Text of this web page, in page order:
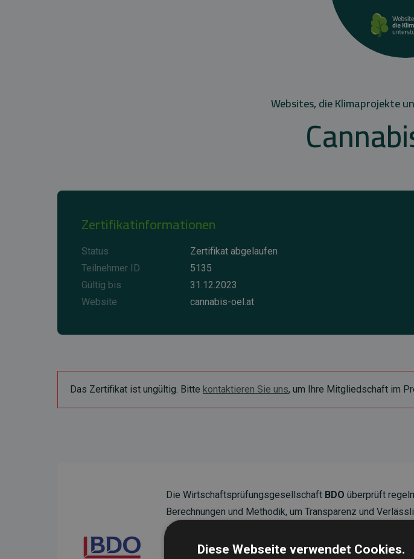
Websites, die Klimaprojekte
Zertifikatinformationen
Status
Zertifikat abgelaufen
Teilnehmer ID
5135
Gültig bis
31.12.2023
Website
cannabis-oel.at
Das Zertifikat ist ungültig. Bitte kontaktieren Sie uns, um Ihre Mitgliedschaft im
Die Wirtschaftsprüfungsgesellschaft BDO überprüft
Berechnungen und Methodik, um Transparenz und
sicherzustellen.
Ihre Prüfungen belegen, dass unsere Investitionen in
Diese Webseite verwendet Cookies.